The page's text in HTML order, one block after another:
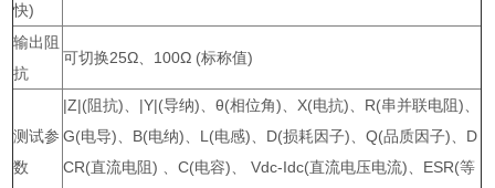
快)
输出阻
抗
可切换25Ω、100Ω (标称值)
测试参
数
|Z|(阻抗)、|Y|(导纳)、θ(相位角)、X(电抗)、R(串并联电阻)、
G(电导)、B(电纳)、L(电感)、D(损耗因子)、Q(品质因子)、D
CR(直流电阻) 、C(电容)、 Vdc-Idc(直流电压电流)、ESR(等